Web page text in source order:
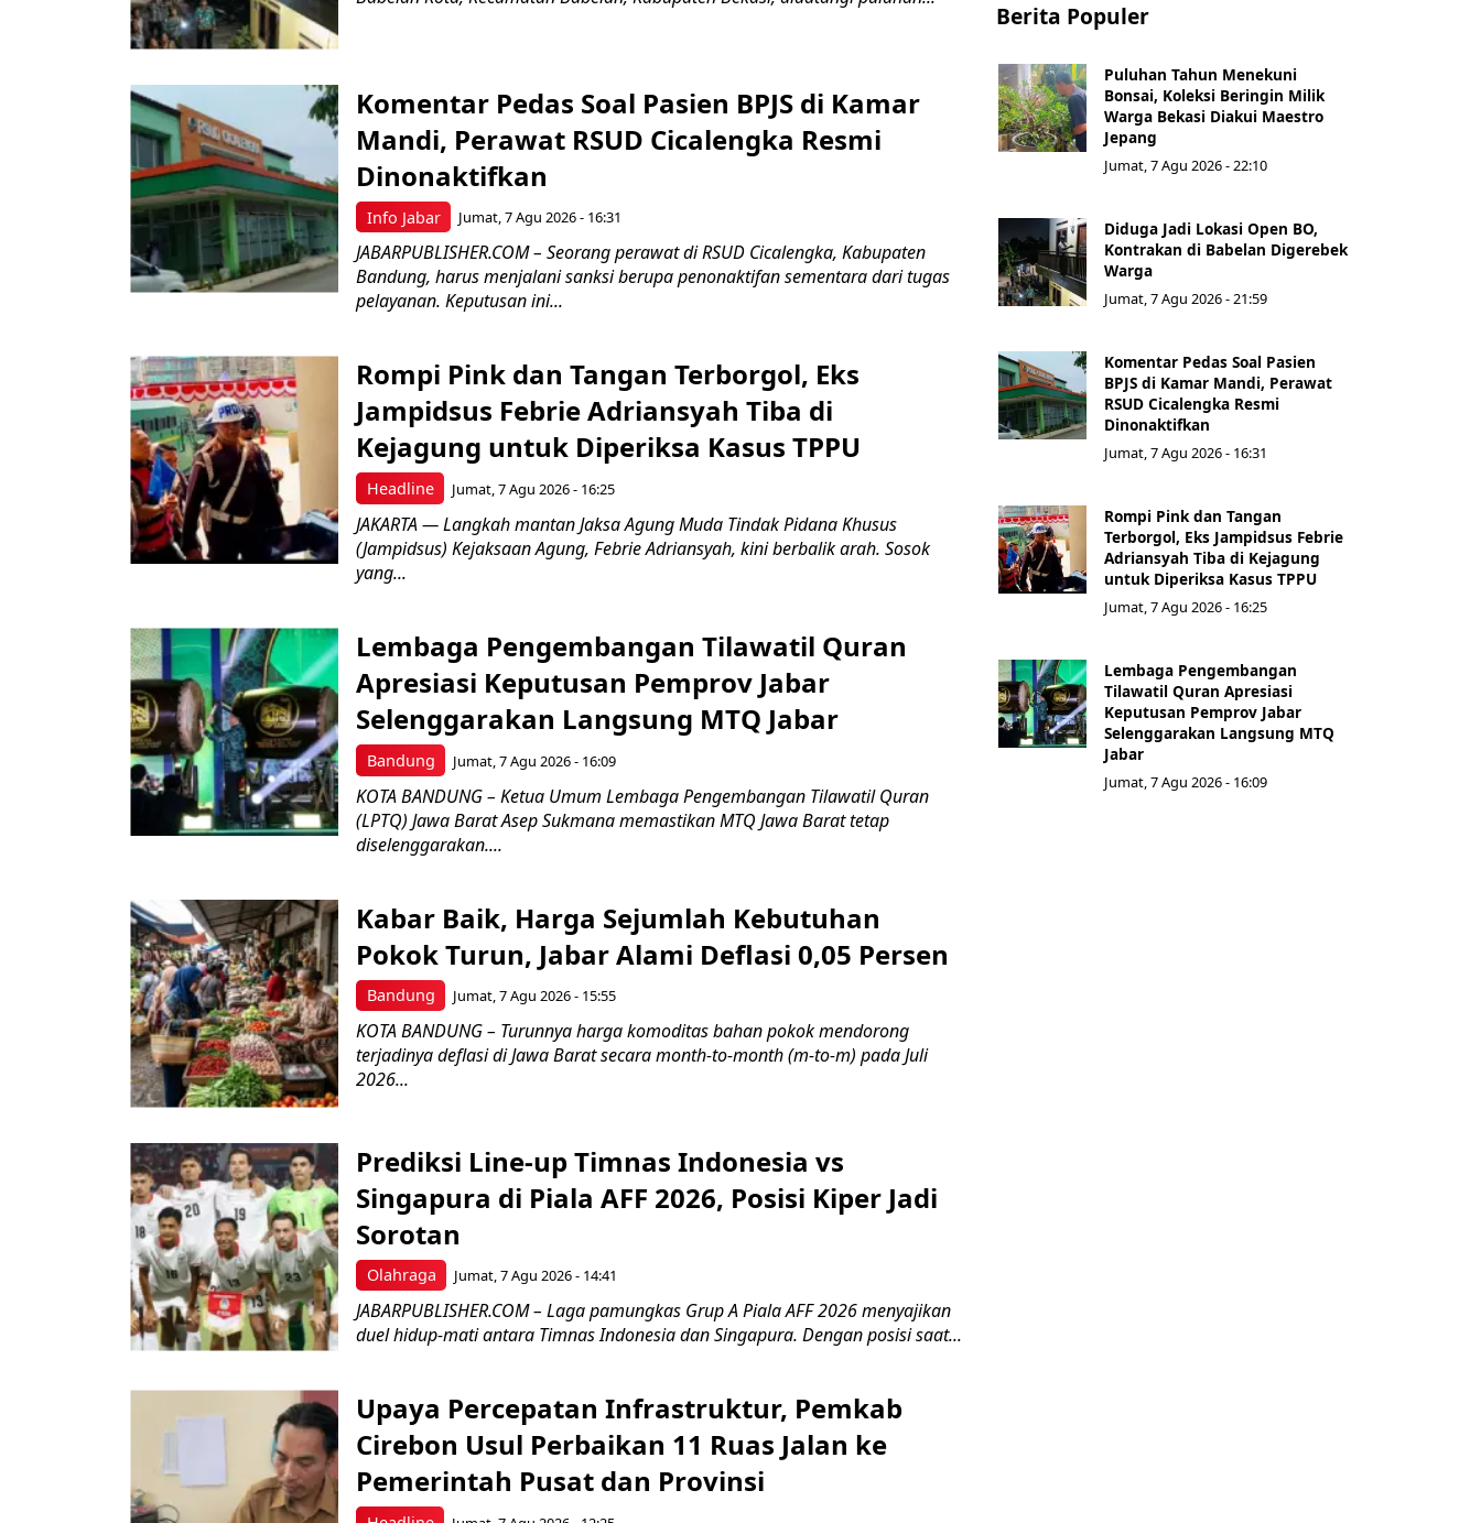
Info Jabar
Komentar Pedas Soal Pasien BPJS di Kamar
Mandi, Perawat RSUD Cicalengka Resmi
Dinonaktifkan
Jumat, 7 Agu 2026 - 16:31
JABARPUBLISHER.COM – Seorang perawat di RSUD Cicalengka, Kabupaten
Bandung, harus menjalani sanksi berupa penonaktifan sementara dari tugas
pelayanan. Keputusan ini...
Headline
Rompi Pink dan Tangan Terborgol, Eks
Jampidsus Febrie Adriansyah Tiba di
Kejagung untuk Diperiksa Kasus TPPU
Jumat, 7 Agu 2026 - 16:25
JAKARTA — Langkah mantan Jaksa Agung Muda Tindak Pidana Khusus
(Jampidsus) Kejaksaan Agung, Febrie Adriansyah, kini berbalik arah. Sosok
yang...
Bandung
Lembaga Pengembangan Tilawatil Quran
Apresiasi Keputusan Pemprov Jabar
Selenggarakan Langsung MTQ Jabar
Jumat, 7 Agu 2026 - 16:09
KOTA BANDUNG – Ketua Umum Lembaga Pengembangan Tilawatil Quran
(LPTQ) Jawa Barat Asep Sukmana memastikan MTQ Jawa Barat tetap
diselenggarakan....
Bandung
Kabar Baik, Harga Sejumlah Kebutuhan
Pokok Turun, Jabar Alami Deflasi 0,05 Persen
Jumat, 7 Agu 2026 - 15:55
KOTA BANDUNG – Turunnya harga komoditas bahan pokok mendorong
terjadinya deflasi di Jawa Barat secara month-to-month (m-to-m) pada Juli
2026...
Olahraga
Prediksi Line-up Timnas Indonesia vs
Singapura di Piala AFF 2026, Posisi Kiper Jadi
Sorotan
Jumat, 7 Agu 2026 - 14:41
JABARPUBLISHER.COM – Laga pamungkas Grup A Piala AFF 2026 menyajikan
duel hidup-mati antara Timnas Indonesia dan Singapura. Dengan posisi saat...
Upaya Percepatan Infrastruktur, Pemkab
Cirebon Usul Perbaikan 11 Ruas Jalan ke
Pemerintah Pusat dan Provinsi
Berita Populer
Puluhan Tahun Menekuni
Bonsai, Koleksi Beringin Milik
Warga Bekasi Diakui Maestro
Jepang
Jumat, 7 Agu 2026 - 22:10
Diduga Jadi Lokasi Open BO,
Kontrakan di Babelan Digerebek
Warga
Jumat, 7 Agu 2026 - 21:59
Komentar Pedas Soal Pasien
BPJS di Kamar Mandi, Perawat
RSUD Cicalengka Resmi
Dinonaktifkan
Jumat, 7 Agu 2026 - 16:31
Rompi Pink dan Tangan
Terborgol, Eks Jampidsus Febrie
Adriansyah Tiba di Kejagung
untuk Diperiksa Kasus TPPU
Jumat, 7 Agu 2026 - 16:25
Lembaga Pengembangan
Tilawatil Quran Apresiasi
Keputusan Pemprov Jabar
Selenggarakan Langsung MTQ
Jabar
Jumat, 7 Agu 2026 - 16:09